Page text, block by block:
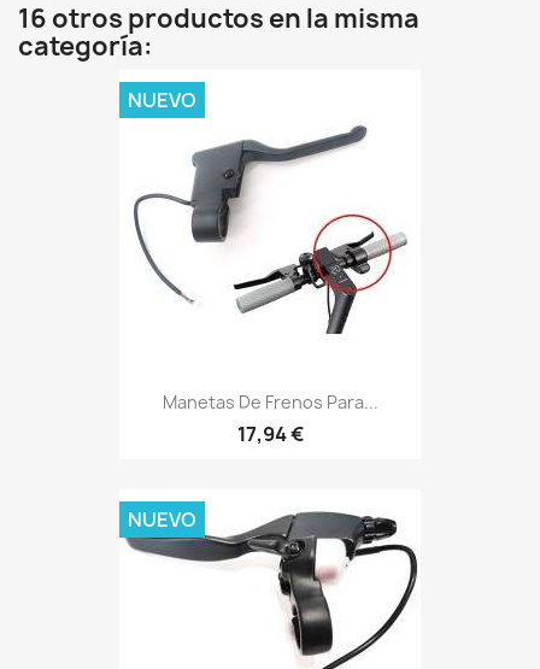
16 otros productos en la misma
categoría:
Manetas De Frenos Para...
17,94 €
NUEVO
NUEVO